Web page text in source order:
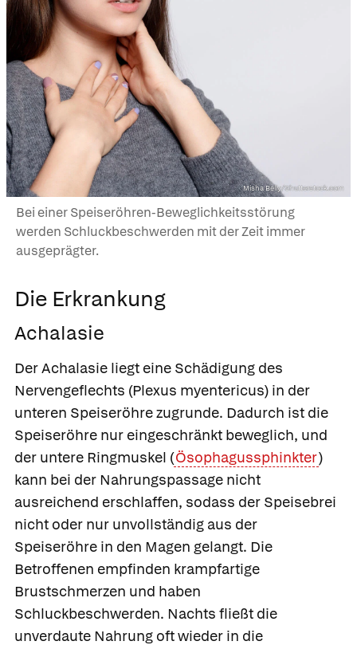
Misha Beliy/Shutterstock.com
Bei einer Speiseröhren-Beweglichkeitsstörung
werden Schluckbeschwerden mit der Zeit immer
ausgeprägter.
Die Erkrankung
Achalasie
Der Achalasie liegt eine Schädigung des
Nervengeflechts (Plexus myentericus) in der
unteren Speiseröhre zugrunde. Dadurch ist die
Speiseröhre nur eingeschränkt beweglich, und
der untere Ringmuskel (Ösophagussphinkter)
kann bei der Nahrungspassage nicht
ausreichend erschlaffen, sodass der Speisebrei
nicht oder nur unvollständig aus der
Speiseröhre in den Magen gelangt. Die
Betroffenen empfinden krampfartige
Brustschmerzen und haben
Schluckbeschwerden. Nachts fließt die
unverdaute Nahrung oft wieder in die